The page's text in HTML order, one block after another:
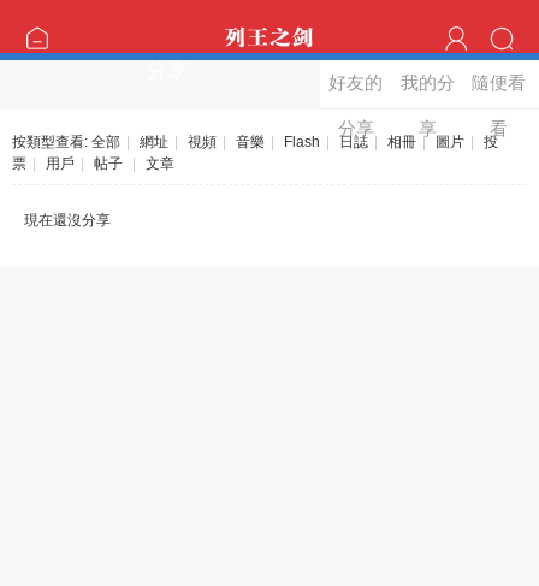
好友的
分享
我的分
享
隨便看
看
按類型查看: 全部 網址 視頻 音樂 Flash 日誌 相冊 | 圖片
投
票
用戶 帖子 文章
現在還沒分享